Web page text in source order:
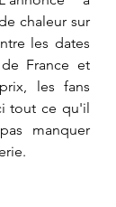
chaleur sur
les dates
France et
les fans
tout ce qu'il
manquer